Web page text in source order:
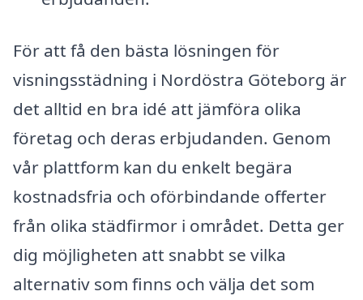
För att få den bästa lösningen för
visningsstädning i Nordöstra Göteborg är
det alltid en bra idé att jämföra olika
företag och deras erbjudanden. Genom
vår plattform kan du enkelt begära
kostnadsfria och oförbindande offerter
från olika städfirmor i området. Detta ger
dig möjligheten att snabbt se vilka
alternativ som finns och välja det som